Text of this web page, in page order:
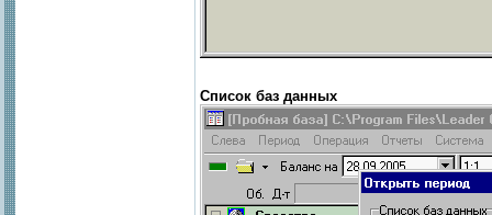
Список баз данных